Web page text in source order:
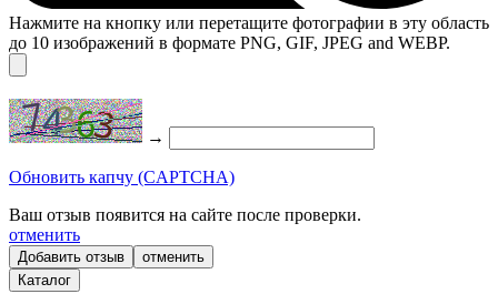
Нажмите на кнопку или перетащите фотографии в эту область
до 10 изображений в формате PNG, GIF, JPEG and WEBP.
→
Обновить капчу (CAPTCHA)
Ваш отзыв появится на сайте после проверки.
отменить
отменить
Каталог